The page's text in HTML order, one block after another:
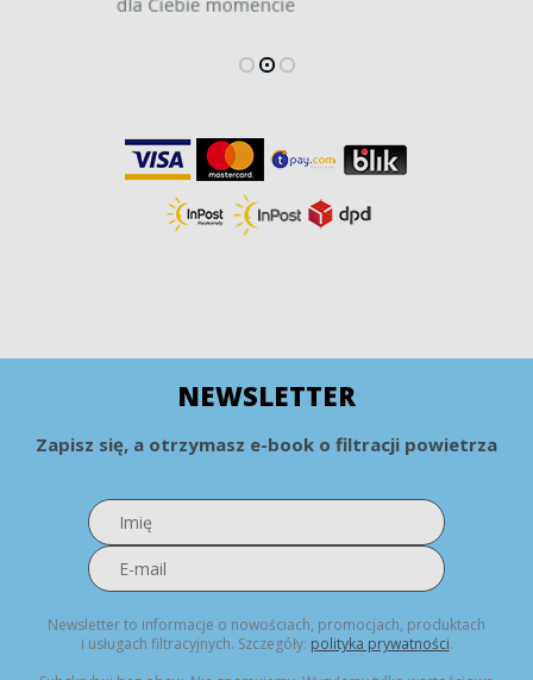
NEWSLETTER
Zapisz się, a otrzymasz e-book o filtracji powietrza
Newsletter to informacje o nowościach, promocjach, produktach
i usługach filtracyjnych. Szczegóły: polityka prywatności.